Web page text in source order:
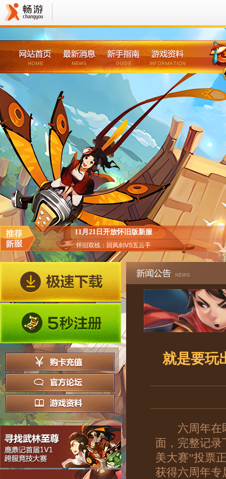
11月21日开放怀旧版新服
怀旧双线：回风剑VS五云手
就是要玩
六周年在即
面，完整记录
美大赛”投票
获得六周年专